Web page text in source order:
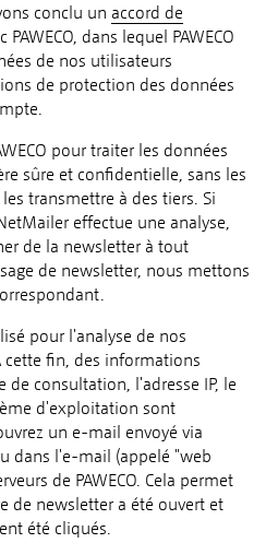
conclu un accord de
PAWECO, dans lequel PAWECO
de nos utilisateurs
de protection des données
pour traiter les données
sûre et confidentielle, sans les
transmettre à des tiers. Si
effectue une analyse,
de la newsletter à tout
de newsletter, nous mettons
pour l'analyse de nos
cette fin, des informations
consultation, l'adresse IP, le
d'exploitation sont
un e-mail envoyé via
dans l'e-mail (appelé "web
de PAWECO. Cela permet
de newsletter a été ouvert et
été cliqués.